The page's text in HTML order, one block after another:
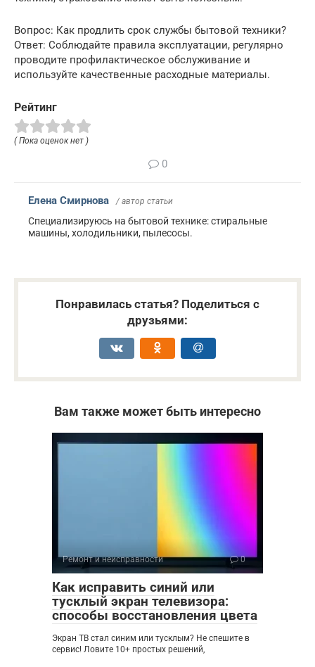
Вопрос: Как продлить срок службы бытовой техники?
Ответ: Соблюдайте правила эксплуатации, регулярно
проводите профилактическое обслуживание и
используйте качественные расходные материалы.
Рейтинг
( Пока оценок нет )
0
Елена Смирнова / автор статьи
Специализируюсь на бытовой технике: стиральные
машины, холодильники, пылесосы.
Понравилась статья? Поделиться с
друзьями:
Вам также может быть интересно
Ремонт и неисправности 0
Как исправить синий или
тусклый экран телевизора:
способы восстановления цвета
Экран ТВ стал синим или тусклым? Не спешите в
сервис! Ловите 10+ простых решений,